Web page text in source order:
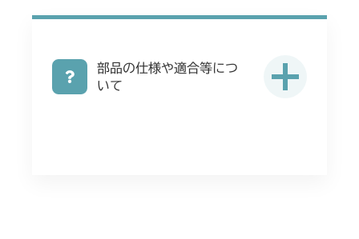
部品の仕様や適合等につ
いて